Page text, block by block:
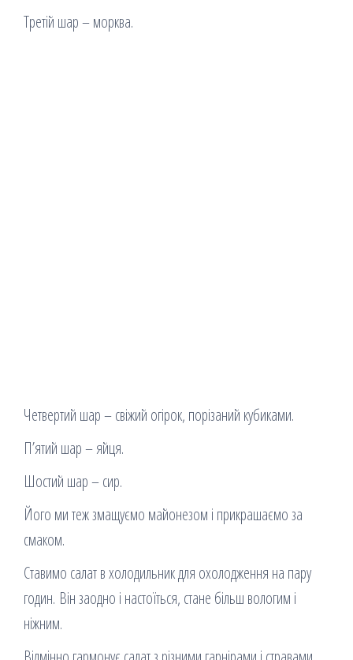
Третій шар – морква.
Четвертий шар – свіжий огірок, порізаний кубиками.
П’ятий шар – яйця.
Шостий шар – сир.
Його ми теж змащуємо майонезом і прикрашаємо за
смаком.
Ставимо салат в холодильник для охолодження на пару
годин. Він заодно і настоїться, стане більш вологим і
ніжним.